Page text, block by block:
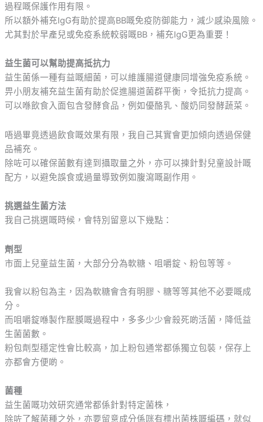
過程嘅保護作用有限。
所以額外補充IgG有助於提高BB嘅免疫防御能力，減少感染風險。
尤其對於早產兒或免疫系統較弱嘅BB，補充IgG更為重要！
益生菌可以幫助提高抵抗力
益生菌係一種有益嘅細菌，可以維護腸道健康同增強免疫系統。
畀小朋友補充益生菌有助於促進腸道菌群平衡，令抵抗力提高。
可以喺飲食入面包含發酵食品，例如優酪乳、酸奶同發酵蔬菜。
唔過畢竟透過飲食嘅效果有限，我自己其實會更加傾向透過保健
品補充。
除咗可以確保菌數有達到攝取量之外，亦可以揀針對兒童設計嘅
配方，以避免誤食或過量導致例如腹瀉嘅副作用。
挑選益生菌方法
我自己挑選嘅時候，會特別留意以下幾點：
劑型
市面上兒童益生菌，大部分分為軟糖、咀嚼錠、粉包等等。
我會以粉包為主，因為軟糖會含有明膠、糖等等其他不必要嘅成
分。
而咀嚼錠喺製作壓膜嘅過程中，多多少少會殺死啲活菌，降低益
生菌菌數。
粉包劑型穩定性會比較高，加上粉包通常都係獨立包裝，保存上
亦都會方便啲。
菌種
益生菌嘅功效研究通常都係針對特定菌株，
除咗了解菌種之外，亦要留意成分係咪有標出菌株嘅編碼，就似